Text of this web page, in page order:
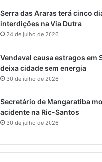
Serra das Araras terá cinco
interdições na Via Dutra
24 de julho de 2026
Vendaval causa estragos em
deixa cidade sem energia
30 de julho de 2026
Secretário de Mangaratiba
acidente na Rio-Santos
30 de julho de 2026